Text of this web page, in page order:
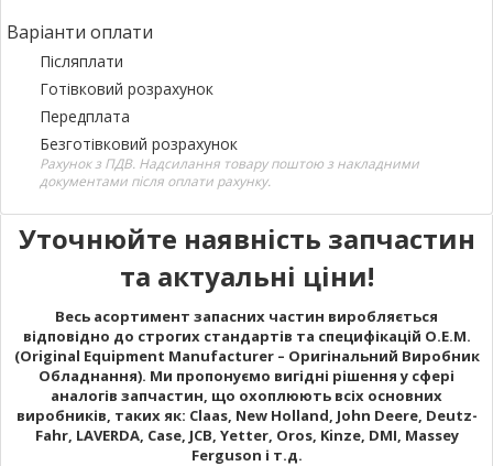
Варіанти оплати
Післяплати
Готівковий розрахунок
Передплата
Безготівковий розрахунок
Рахунок з ПДВ. Надсилання товару поштою з накладними
документами після оплати рахунку.
Уточнюйте наявність запчастин
та актуальні ціни!
Весь асортимент запасних частин виробляється
відповідно до строгих стандартів та специфікацій O.E.M.
(Original Equipment Manufacturer – Оригінальний Виробник
Обладнання). Ми пропонуємо вигідні рішення у сфері
аналогів запчастин, що охоплюють всіх основних
виробників, таких як: Claas, New Holland, John Deere, Deutz-
Fahr, LAVERDA, Case, JCB, Yetter, Oros, Kinze, DMI, Massey
Ferguson і т.д.